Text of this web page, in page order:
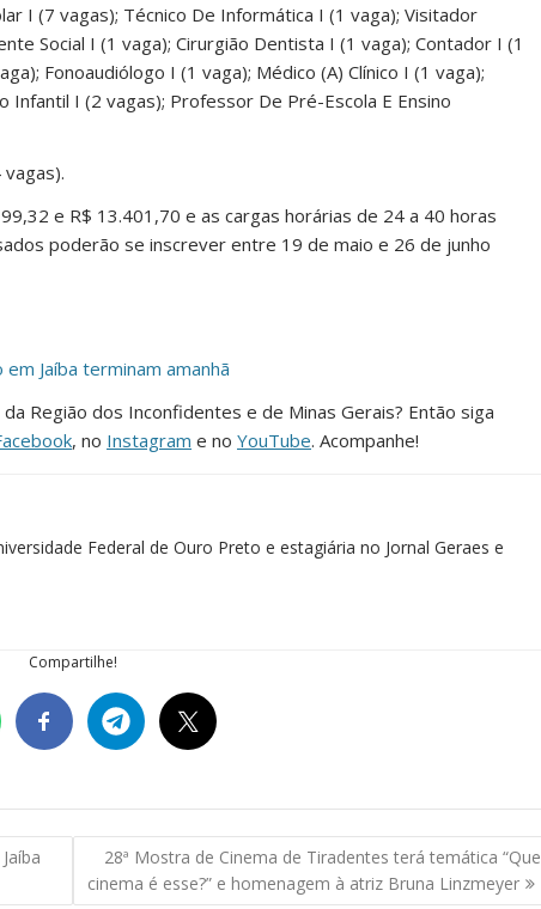
I (7 vagas); Técnico De Informática I (1 vaga); Visitador
Social I (1 vaga); Cirurgião Dentista I (1 vaga); Contador I (1
Fonoaudiólogo I (1 vaga); Médico (A) Clínico I (1 vaga);
Infantil I (2 vagas); Professor De Pré-Escola E Ensino
vagas).
e R$ 13.401,70 e as cargas horárias de 24 a 40 horas
poderão se inscrever entre 19 de maio e 26 de junho
Jaíba terminam amanhã
Região dos Inconfidentes e de Minas Gerais? Então siga
, no Instagram e no YouTube. Acompanhe!
Federal de Ouro Preto e estagiária no Jornal Geraes e
Compartilhe!
28ª Mostra de Cinema de Tiradentes terá temática “Que
cinema é esse?” e homenagem à atriz Bruna Linzmeyer